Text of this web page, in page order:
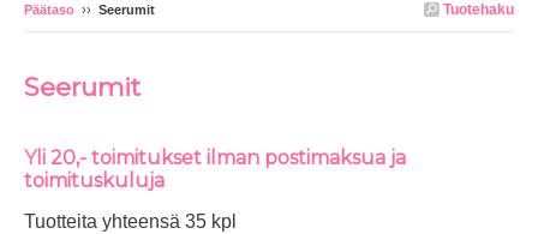
Tuotehaku
Päätaso ›› Seerumit
Seerumit
Yli 20,- toimitukset ilman postimaksua ja
toimituskuluja
Tuotteita yhteensä 35 kpl